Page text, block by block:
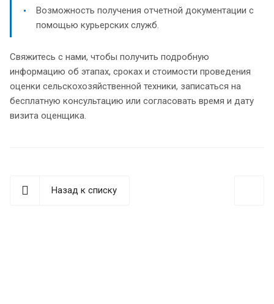
Возможность получения отчетной документации с
помощью курьерских служб.
Свяжитесь с нами, чтобы получить подробную
информацию об этапах, сроках и стоимости проведения
оценки сельскохозяйственной техники, записаться на
бесплатную консультацию или согласовать время и дату
визита оценщика.
Назад к списку